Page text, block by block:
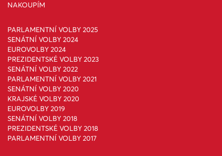
NAKOUPÍM
PARLAMENTNÍ VOLBY 2025
SENÁTNÍ VOLBY 2024
EUROVOLBY 2024
PREZIDENTSKÉ VOLBY 2023
SENÁTNÍ VOLBY 2022
PARLAMENTNÍ VOLBY 2021
SENÁTNÍ VOLBY 2020
KRAJSKÉ VOLBY 2020
EUROVOLBY 2019
SENÁTNÍ VOLBY 2018
PREZIDENTSKÉ VOLBY 2018
PARLAMENTNÍ VOLBY 2017